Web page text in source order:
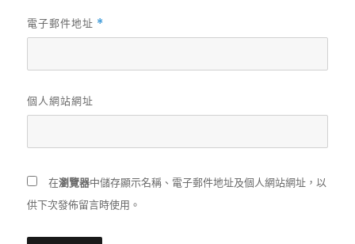
電子郵件地址 *
個人網站網址
在瀏覽器中儲存顯示名稱、電子郵件地址及個人網站網址，以
供下次發佈留言時使用。